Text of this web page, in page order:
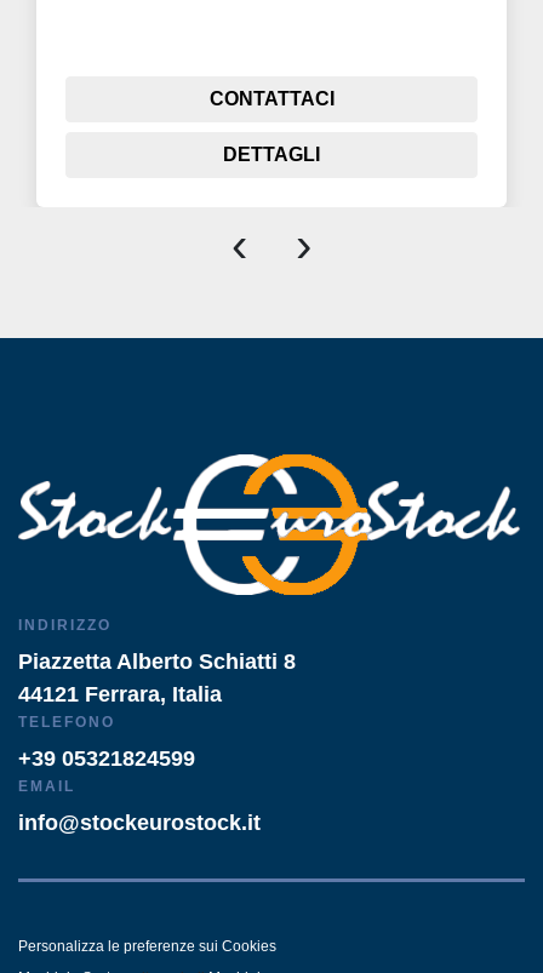
CONTATTACI
DETTAGLI
‹ ›
INDIRIZZO
Piazzetta Alberto Schiatti 8
44121 Ferrara, Italia
TELEFONO
+39 05321824599
EMAIL
info@stockeurostock.it
Personalizza le preferenze sui Cookies